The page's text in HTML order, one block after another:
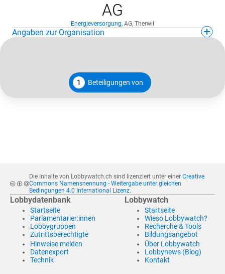
AG
Energieversorgung, AG, Therwil
Angaben zur Organisation
1 Beteiligungen von
Die Inhalte von Lobbywatch.ch sind lizenziert unter einer Creative
Commons Namensnennung - Weitergabe unter gleichen
Bedingungen 4.0 International Lizenz.
Lobbydatenbank
Startseite
Parlamentarier:innen
Lobbygruppen
Zutrittsberechtigte
Hinweise melden
Datenexport
Technik
Lobbywatch
Startseite
Wieso Lobbywatch?
Recherche & Tools
Bildungsangebot
Über Lobbywatch
Lobbynews (Blog)
Kontakt